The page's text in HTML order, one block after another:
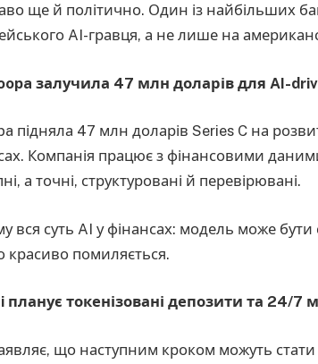
ще й політично. Один із найбільших
AI-гравця, а не лише на
залучила 47 млн доларів для AI-
підняла 47 млн доларів Series C на
Компанія працює з фінансовими
а точні, структуровані й перевірювані.
вся суть AI у фінансах: модель може
красиво помиляється.
планує токенізовані депозити та 24/7
що наступним кроком можуть